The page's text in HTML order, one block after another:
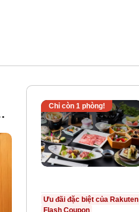
Chỉ còn 1 phòng!
Ưu đãi đặc biệt của Rakuten
Flash Coupon